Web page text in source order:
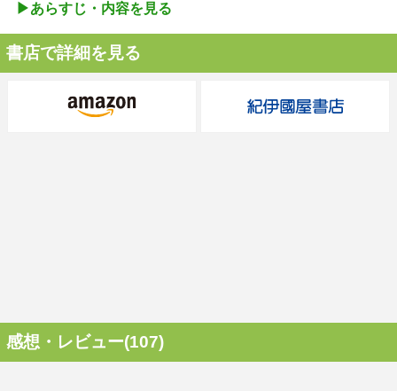
▶︎あらすじ・内容を見る
書店で詳細を見る
感想・レビュー(107)